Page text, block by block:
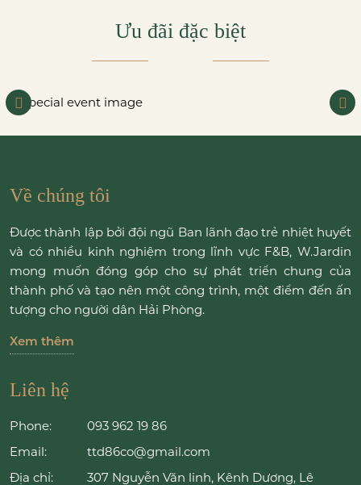
Ưu đãi đặc biệt
Về chúng tôi
Được thành lập bởi đội ngũ Ban lãnh đạo trẻ nhiệt huyết
và có nhiều kinh nghiệm trong lĩnh vực F&B, W.Jardin
mong muốn đóng góp cho sự phát triển chung của
thành phố và tạo nên một công trình, một điểm đến ấn
tượng cho người dân Hải Phòng.
Xem thêm
Liên hệ
Phone:
093 962 19 86
Email:
ttd86co@gmail.com
Địa chỉ:
307 Nguyễn Văn linh, Kênh Dương, Lê